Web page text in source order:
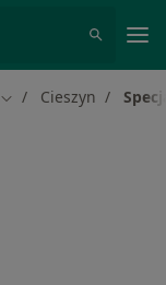
Zmień miasto
Cieszyn